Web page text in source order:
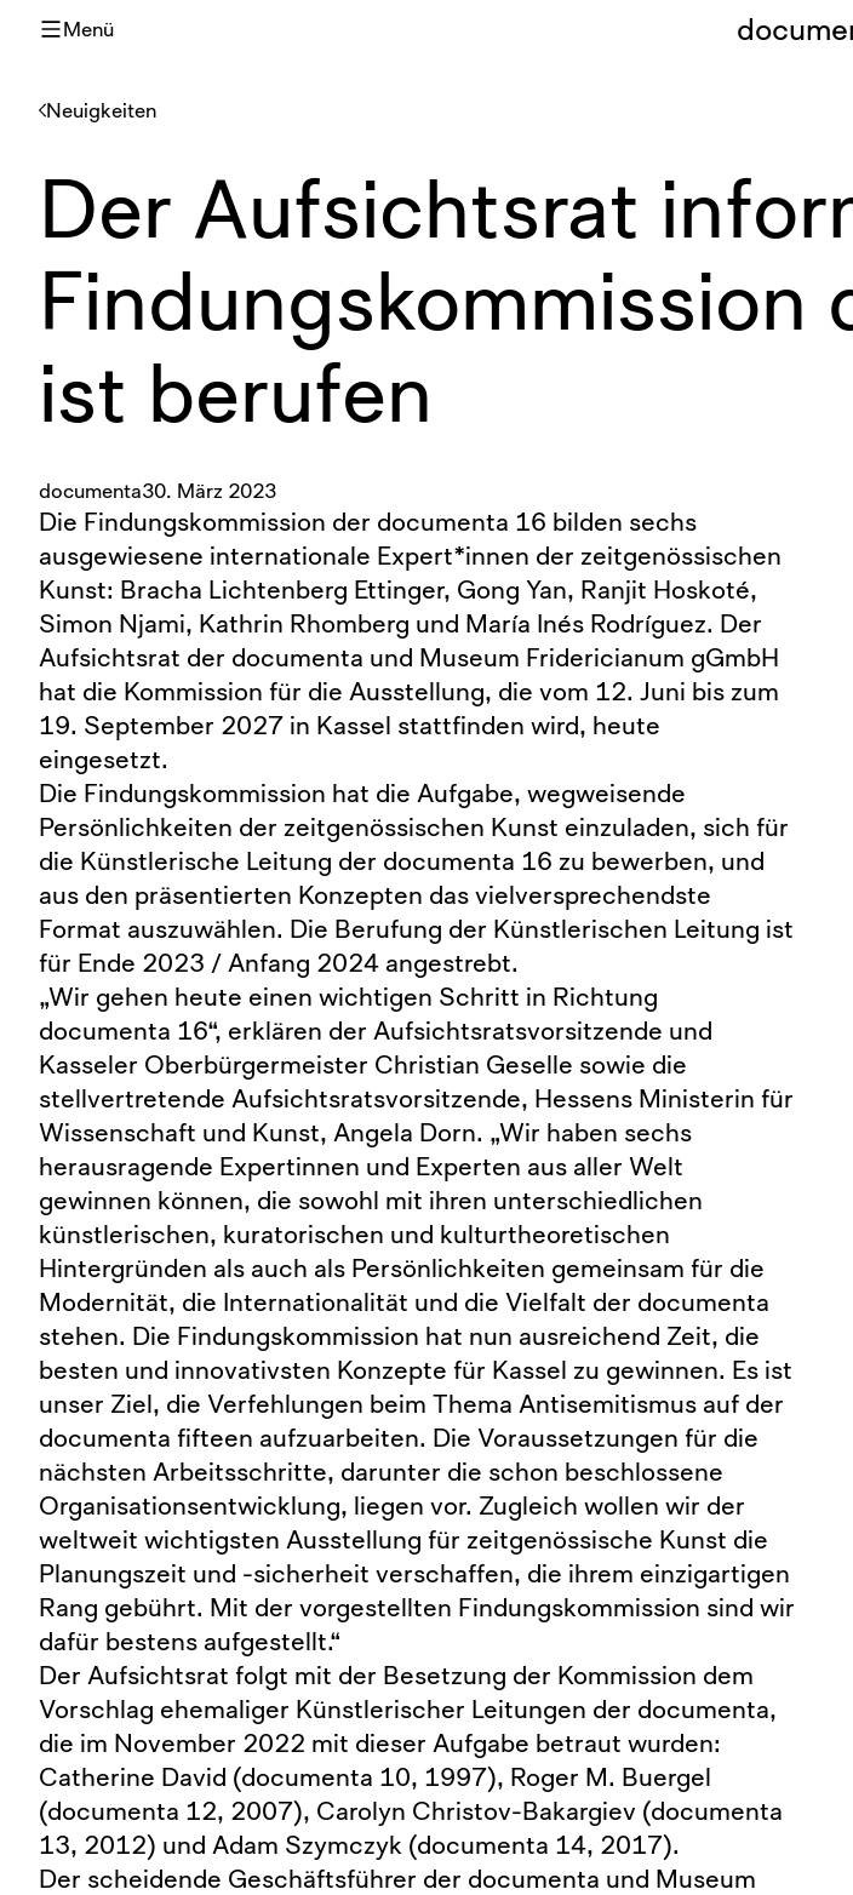
Menü
Neuigkeiten
Der Aufsichtsrat
ist berufen
documenta30. März 2023
Die Findungskommission der documenta 16 bilden sechs
ausgewiesene internationale Expert*innen der zeitgenössischen
Kunst: Bracha Lichtenberg Ettinger, Gong Yan, Ranjit Hoskoté,
Simon Njami, Kathrin Rhomberg und María Inés Rodríguez. Der
Aufsichtsrat der documenta und Museum Fridericianum gGmbH
hat die Kommission für die Ausstellung, die vom 12. Juni bis zum
19. September 2027 in Kassel stattfinden wird, heute
eingesetzt.
Die Findungskommission hat die Aufgabe, wegweisende
Persönlichkeiten der zeitgenössischen Kunst einzuladen, sich für
die Künstlerische Leitung der documenta 16 zu bewerben, und
aus den präsentierten Konzepten das vielversprechendste
Format auszuwählen. Die Berufung der Künstlerischen Leitung ist
für Ende 2023 / Anfang 2024 angestrebt.
„Wir gehen heute einen wichtigen Schritt in Richtung
documenta 16“, erklären der Aufsichtsratsvorsitzende und
Kasseler Oberbürgermeister Christian Geselle sowie die
stellvertretende Aufsichtsratsvorsitzende, Hessens Ministerin für
Wissenschaft und Kunst, Angela Dorn. „Wir haben sechs
herausragende Expertinnen und Experten aus aller Welt
gewinnen können, die sowohl mit ihren unterschiedlichen
künstlerischen, kuratorischen und kulturtheoretischen
Hintergründen als auch als Persönlichkeiten gemeinsam für die
Modernität, die Internationalität und die Vielfalt der documenta
stehen. Die Findungskommission hat nun ausreichend Zeit, die
besten und innovativsten Konzepte für Kassel zu gewinnen. Es ist
unser Ziel, die Verfehlungen beim Thema Antisemitismus auf der
documenta fifteen aufzuarbeiten. Die Voraussetzungen für die
nächsten Arbeitsschritte, darunter die schon beschlossene
Organisationsentwicklung, liegen vor. Zugleich wollen wir der
weltweit wichtigsten Ausstellung für zeitgenössische Kunst die
Planungszeit und -sicherheit verschaffen, die ihrem einzigartigen
Rang gebührt. Mit der vorgestellten Findungskommission sind wir
dafür bestens aufgestellt.“
Der Aufsichtsrat folgt mit der Besetzung der Kommission dem
Vorschlag ehemaliger Künstlerischer Leitungen der documenta,
die im November 2022 mit dieser Aufgabe betraut wurden:
Catherine David (documenta 10, 1997), Roger M. Buergel
(documenta 12, 2007), Carolyn Christov-Bakargiev (documenta
13, 2012) und Adam Szymczyk (documenta 14, 2017).
Der scheidende Geschäftsführer der documenta und Museum